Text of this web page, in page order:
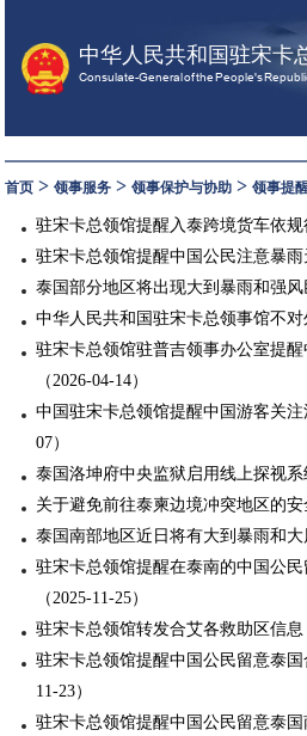
中华人民共和国驻宋卡
Consulate-General of the People's
首页 >领事服务 >领事保护与协助 >领事提
驻宋卡总领馆提醒入泰跨境货车依规
驻宋卡总领馆提醒中国公民注意暴雨
泰国部分地区将出现大到暴雨和强风
中华人民共和国驻宋卡总领事馆不对
驻宋卡总领馆驻普吉领事办公室提
（2026-04-14）
中国驻宋卡总领馆提醒中国游客关
07）
泰国洛坤府中央监狱启用线上探视系
关于避免前往泰柬边境冲突地区的安
泰国南部地区近日将有大到暴雨和大
驻宋卡总领馆提醒在泰南的中国公
（2025-11-25）
驻宋卡总领馆转发合艾各救助区信息
驻宋卡总领馆提醒中国公民留意泰
11-23）
驻宋卡总领馆提醒中国公民留意泰